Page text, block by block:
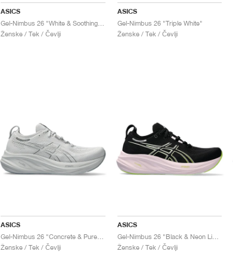
ASICS
Gel-Nimbus 26 "White & Soothing Sea"
Ženske / Tek / Čevlji
ASICS
Gel-Nimbus 26 "Triple White"
Ženske / Tek / Čevlji
ASICS
Gel-Nimbus 26 "Concrete & Pure Silver"
Ženske / Tek / Čevlji
ASICS
Gel-Nimbus 26 "Black & Neon Lime"
Ženske / Tek / Čevlji